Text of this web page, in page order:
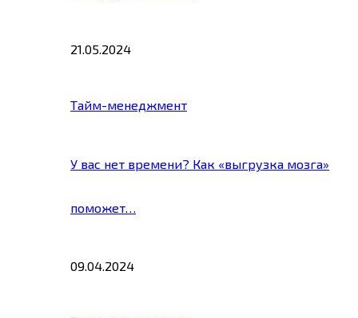
21.05.2024
Тайм-менеджмент
У вас нет времени? Как «выгрузка мозга»
поможет…
09.04.2024